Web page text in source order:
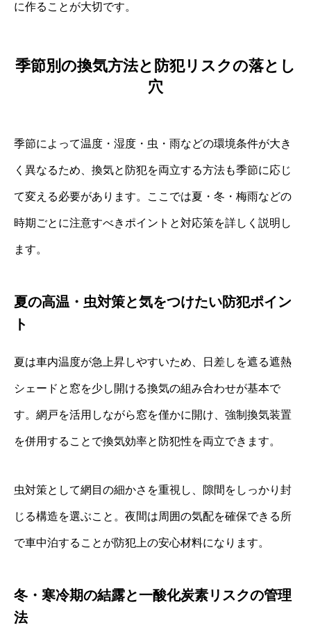
に作ることが大切です。
季節別の換気方法と防犯リスクの落とし
穴
季節によって温度・湿度・虫・雨などの環境条件が大き
く異なるため、換気と防犯を両立する方法も季節に応じ
て変える必要があります。ここでは夏・冬・梅雨などの
時期ごとに注意すべきポイントと対応策を詳しく説明し
ます。
夏の高温・虫対策と気をつけたい防犯ポイン
ト
夏は車内温度が急上昇しやすいため、日差しを遮る遮熱
シェードと窓を少し開ける換気の組み合わせが基本で
す。網戸を活用しながら窓を僅かに開け、強制換気装置
を併用することで換気効率と防犯性を両立できます。
虫対策として網目の細かさを重視し、隙間をしっかり封
じる構造を選ぶこと。夜間は周囲の気配を確保できる所
で車中泊することが防犯上の安心材料になります。
冬・寒冷期の結露と一酸化炭素リスクの管理
法